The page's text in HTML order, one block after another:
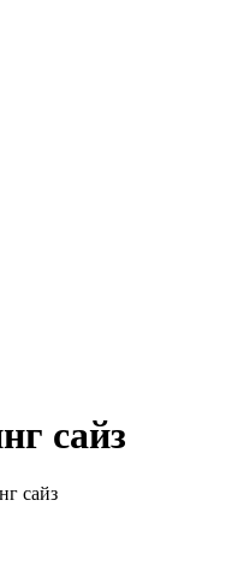
сайз
сайз